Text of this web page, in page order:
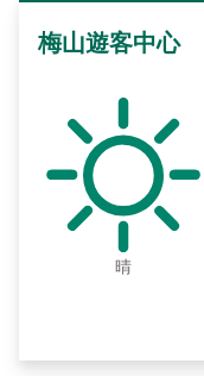
梅山遊客中心
晴